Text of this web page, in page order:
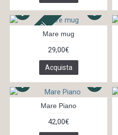
In 14 giorniMare mug
29,00€
Acquista
Mare Piano
42,00€